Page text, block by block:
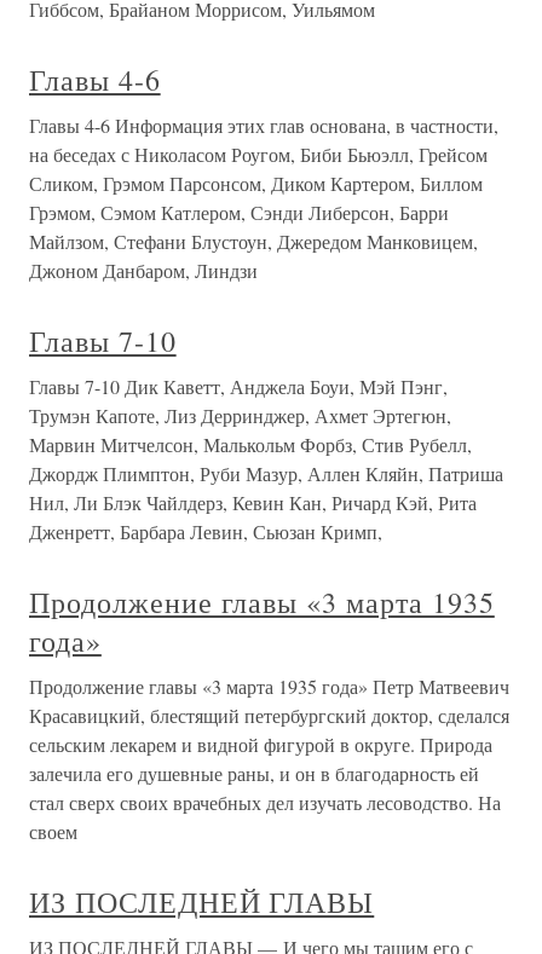
Гиббсом, Брайаном Моррисом, Уильямом
Главы 4-6
Главы 4-6 Информация этих глав основана, в частности,
на беседах с Николасом Роугом, Биби Бьюэлл, Грейсом
Сликом, Грэмом Парсонсом, Диком Картером, Биллом
Грэмом, Сэмом Катлером, Сэнди Либерсон, Барри
Майлзом, Стефани Блустоун, Джередом Манковицем,
Джоном Данбаром, Линдзи
Главы 7-10
Главы 7-10 Дик Каветт, Анджела Боуи, Мэй Пэнг,
Трумэн Капоте, Лиз Дерринджер, Ахмет Эртегюн,
Марвин Митчелсон, Малькольм Форбз, Стив Рубелл,
Джордж Плимптон, Руби Мазур, Аллен Кляйн, Патриша
Нил, Ли Блэк Чайлдерз, Кевин Кан, Ричард Кэй, Рита
Дженретт, Барбара Левин, Сьюзан Кримп,
Продолжение главы «3 марта 1935
года»
Продолжение главы «3 марта 1935 года» Петр Матвеевич
Красавицкий, блестящий петербургский доктор, сделался
сельским лекарем и видной фигурой в округе. Природа
залечила его душевные раны, и он в благодарность ей
стал сверх своих врачебных дел изучать лесоводство. На
своем
ИЗ ПОСЛЕДНЕЙ ГЛАВЫ
ИЗ ПОСЛЕДНЕЙ ГЛАВЫ — И чего мы тащим его с